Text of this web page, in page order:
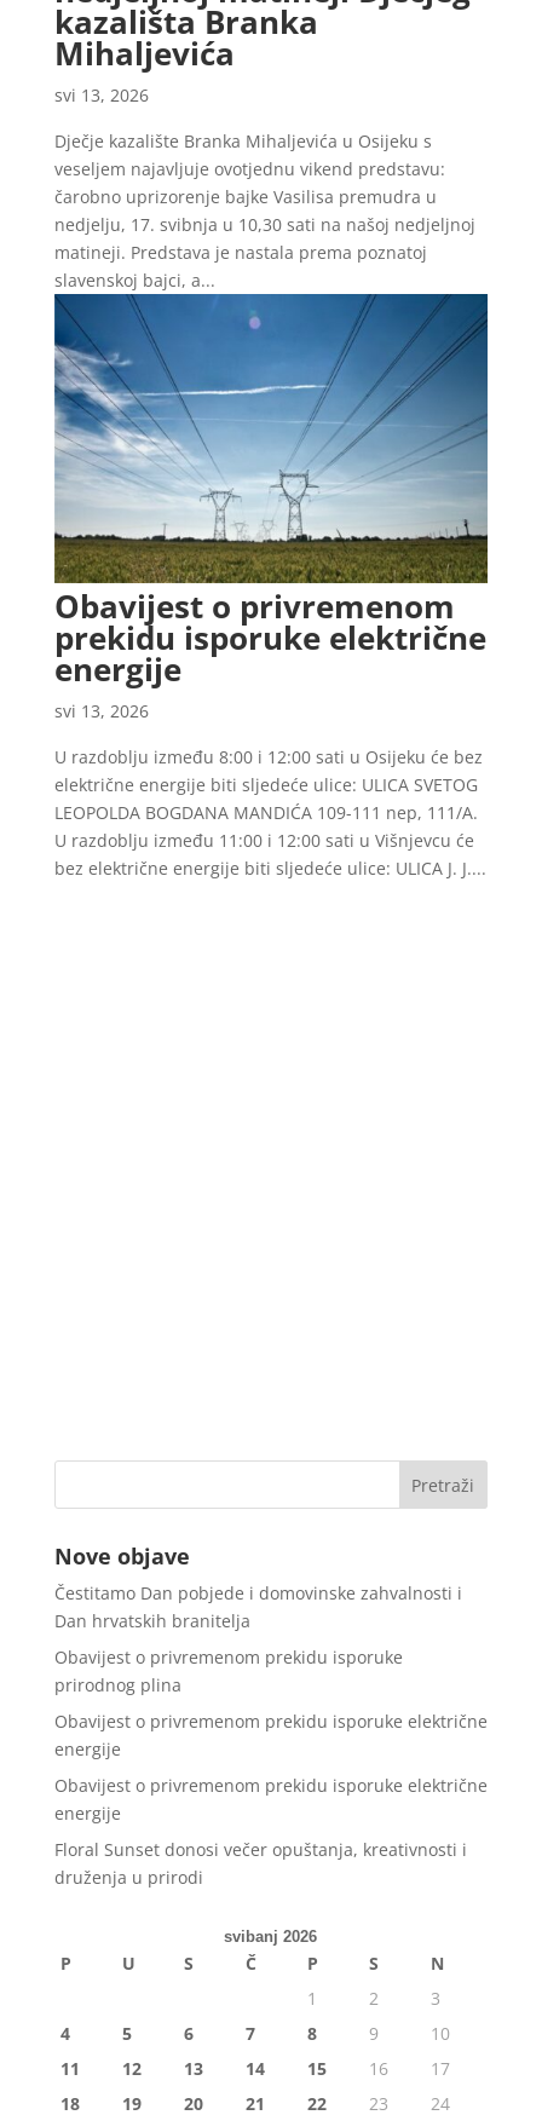
kazališta Branka
Mihaljevića
svi 13, 2026
Dječje kazalište Branka Mihaljevića u Osijeku s
veseljem najavljuje ovotjednu vikend predstavu:
čarobno uprizorenje bajke Vasilisa premudra u
nedjelju, 17. svibnja u 10,30 sati na našoj nedjeljnoj
matineji. Predstava je nastala prema poznatoj
slavenskoj bajci, a...
Obavijest o privremenom
prekidu isporuke električne
energije
svi 13, 2026
U razdoblju između 8:00 i 12:00 sati u Osijeku će bez
električne energije biti sljedeće ulice: ULICA SVETOG
LEOPOLDA BOGDANA MANDIĆA 109-111 nep, 111/A.
U razdoblju između 11:00 i 12:00 sati u Višnjevcu će
bez električne energije biti sljedeće ulice: ULICA J. J....
Nove objave
Čestitamo Dan pobjede i domovinske zahvalnosti i
Dan hrvatskih branitelja
Obavijest o privremenom prekidu isporuke
prirodnog plina
Obavijest o privremenom prekidu isporuke električne
energije
Obavijest o privremenom prekidu isporuke električne
energije
Floral Sunset donosi večer opuštanja, kreativnosti i
druženja u prirodi
svibanj 2026
P U S Č P S
N
1
2
3
4
5 6 7 8 9
10
11
12 13 14 15 16
17
18
19 20 21 22 23 24